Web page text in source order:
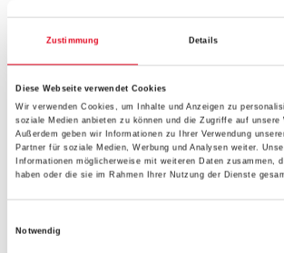
Zustimmung Details
Diese Webseite verwendet Cookies
Wir verwenden Cookies, um Inhalte und Anzeigen zu
soziale Medien anbieten zu können und die Zugriffe auf unsere
Außerdem geben wir Informationen zu Ihrer Verwendung
Partner für soziale Medien, Werbung und Analysen weiter.
Informationen möglicherweise mit weiteren Daten zusammen,
haben oder die sie im Rahmen Ihrer Nutzung der Dienste
Notwendig
EIN KLEINER
IST
Keine Sorge, wir pinseln schon an
werden das Problem so schnell wie
Erkunden Sie in der Zwischenzeit
und lassen Sie sich